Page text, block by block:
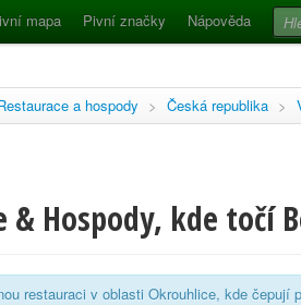
mapa Pivní značky Nápověda
a hospody > Česká republika >
& Hospody, kde točí
restauraci v oblasti Okrouhlice, kde čepují